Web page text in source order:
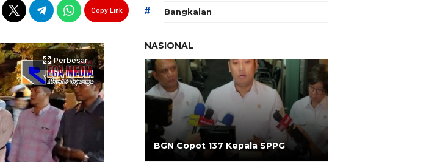
Copy Link
Perbesar
# Bangkalan
NASIONAL
BGN Copot 137 Kepala SPPG